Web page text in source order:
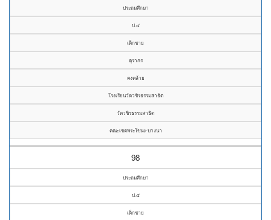
ประถมศึกษา
ป.๔
เด็กชาย
ตุรากร
คงคล้าย
โรงเรียนวัดวชิรธรรมสาธิต
วัดวชิรธรรมสาธิต
คณะเขตพระโขนง-บางนา
98
ประถมศึกษา
ป.๕
เด็กชาย